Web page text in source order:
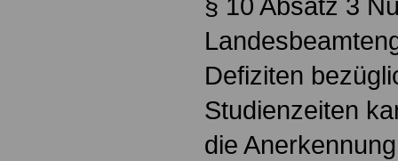
§ 10 Absatz 3
Defiziten
Studienzeiten
die